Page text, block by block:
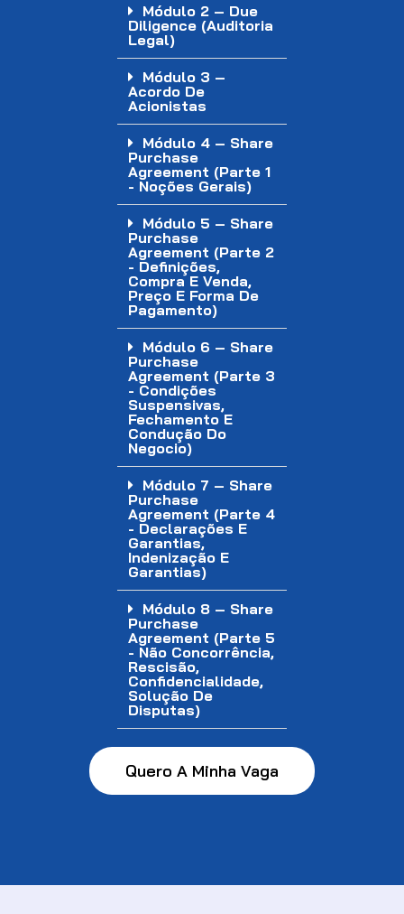
Módulo 2 – Due
Diligence (Auditoria
Legal)
Módulo 3 –
Acordo De
Acionistas
Módulo 4 – Share
Purchase
Agreement (Parte 1
- Noções Gerais)
Módulo 5 – Share
Purchase
Agreement (Parte 2
- Definições,
Compra E Venda,
Preço E Forma De
Pagamento)
Módulo 6 – Share
Purchase
Agreement (Parte 3
- Condições
Suspensivas,
Fechamento E
Condução Do
Negocio)
Módulo 7 – Share
Purchase
Agreement (Parte 4
- Declarações E
Garantias,
Indenização E
Garantias)
Módulo 8 – Share
Purchase
Agreement (Parte 5
- Não Concorrência,
Rescisão,
Confidencialidade,
Solução De
Disputas)
Quero A Minha Vaga